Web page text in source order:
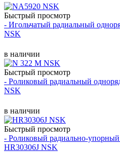
Быстрый просмотр
- Игольчатый радиальный
NSK
в наличии
Быстрый просмотр
- Роликовый радиальный
NSK
в наличии
Быстрый просмотр
- Роликовый радиально-
HR30306J NSK